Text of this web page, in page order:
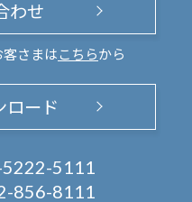
わせ
さまは こちらから
ロード
5111
856-8111